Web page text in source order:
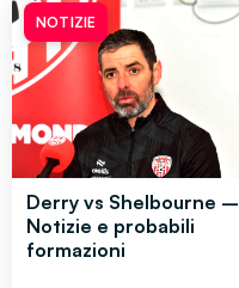
NOTIZIE
Derry vs Shelbourne –
Notizie e probabili
formazioni